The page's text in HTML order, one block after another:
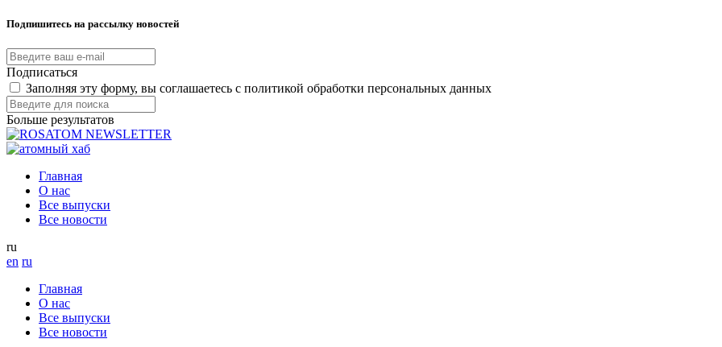
Подпишитесь на рассылку новостей
Подписаться
Заполняя эту форму, вы соглашаетесь с политикой обработки персональных данных
Больше результатов
Главная
О нас
Все выпуски
Все новости
ru
en ru
Главная
О нас
Все выпуски
Все новости